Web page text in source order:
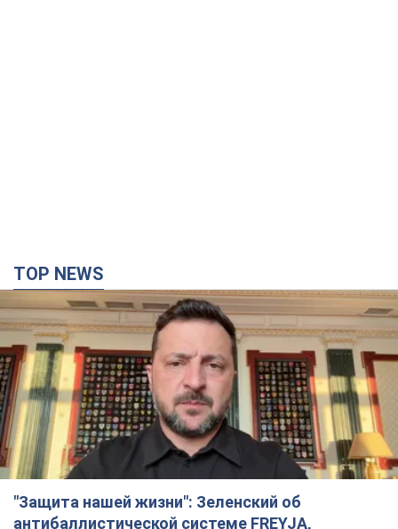
"Защита нашей жизни": Зеленский об
антибаллистической системе FREYJA,
санкциях против России и поддержке аграриев.
Видео
Европейские партнеры присоединяются к совместному
проекту
11 часов назад 84,0 т.
С 1 сентября украинским учителям повысят
зарплаты: Корецкий раскрыл подробности
правительство объявило об увеличении студенческих
стипендий